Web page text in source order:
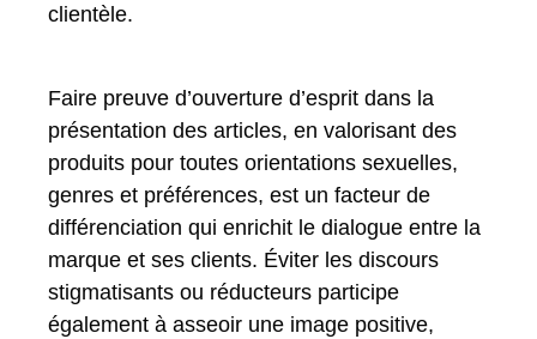
clientèle.
Faire preuve d’ouverture d’esprit dans la
présentation des articles, en valorisant des
produits pour toutes orientations sexuelles,
genres et préférences, est un facteur de
différenciation qui enrichit le dialogue entre la
marque et ses clients. Éviter les discours
stigmatisants ou réducteurs participe
également à asseoir une image positive,